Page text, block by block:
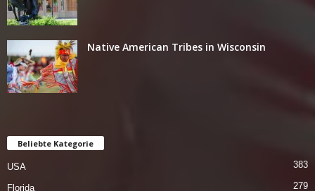
Native American Tribes in Wisconsin
Beliebte Kategorie
USA 383
Florida 279